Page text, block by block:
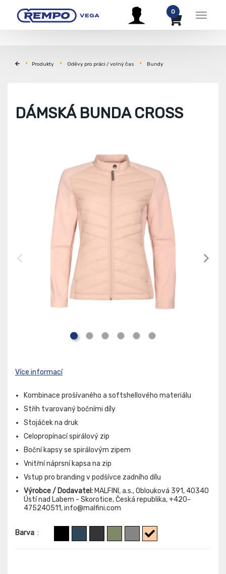
Menu
0
Produkty Oděvy pro práci / volný čas Bundy
DÁMSKÁ BUNDA CROSS
Více informací
Kombinace prošívaného a softshellového materiálu
Střih tvarovaný bočními díly
Stojáček na druk
Celopropínací spirálový zip
Boční kapsy se spirálovým zipem
Vnitřní náprsní kapsa na zip
Vstup pro branding v podšívce zadního dílu
Výrobce / Dodavatel: MALFINI, a.s., Oblouková 391, 40340
Ústí nad Labem - Skorotice, Česká republika, +420-
475240511, info@malfini.com
Barva :